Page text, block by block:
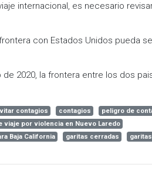
internacional, es necesario
con Estados Unidos pueda
2020, la frontera entre los dos
contagios contagios peligro de
viaje por violencia en Nuevo Laredo
Baja California
garitas cerradas